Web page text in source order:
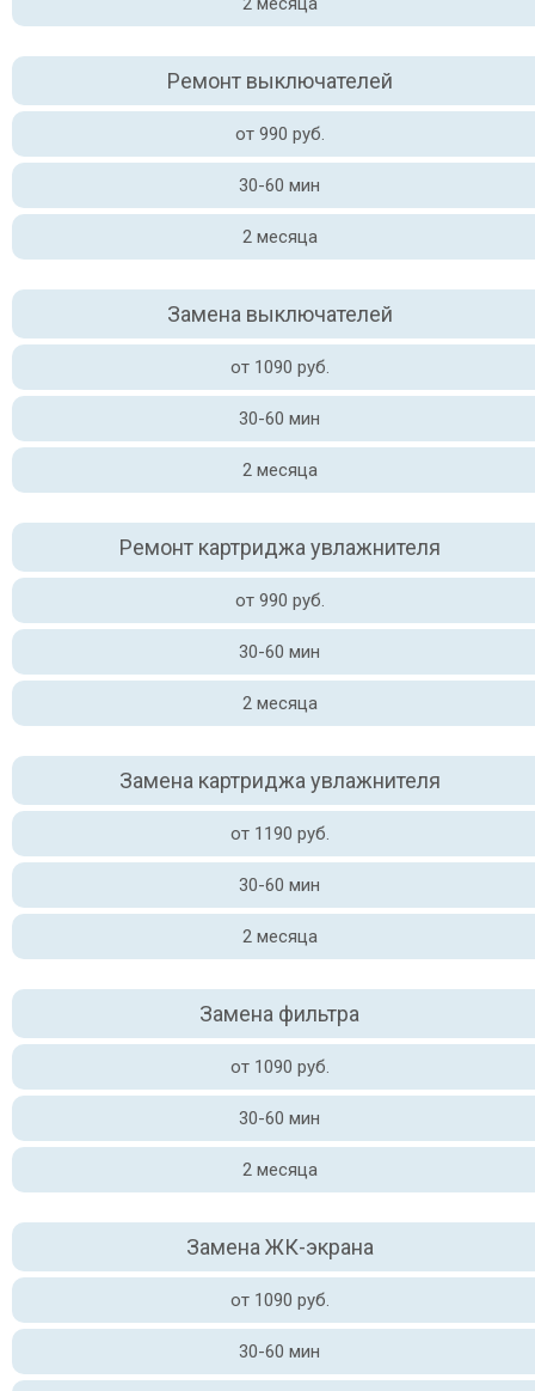
Ремонт выключателей
от 990 руб.
30-60 мин
2 месяца
Замена выключателей
от 1090 руб.
30-60 мин
2 месяца
Ремонт картриджа увлажнителя
от 990 руб.
30-60 мин
2 месяца
Замена картриджа увлажнителя
от 1190 руб.
30-60 мин
2 месяца
Замена фильтра
от 1090 руб.
30-60 мин
2 месяца
Замена ЖК-экрана
от 1090 руб.
30-60 мин